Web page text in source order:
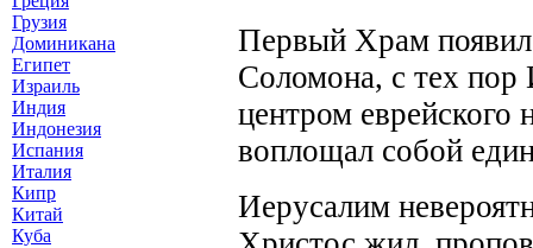
Грузия
Доминикана
Египет
Израиль
Индия
Индонезия
Испания
Италия
Кипр
Китай
Куба
Первый Храм
Соломона, с тех
центром
воплощал собой
Иерусалим